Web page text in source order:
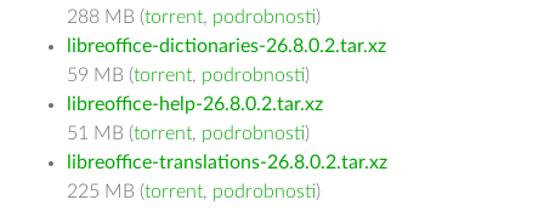
288 MB (torrent, podrobnosti)
libreoffice-dictionaries-26.8.0.2.tar.xz
59 MB (torrent, podrobnosti)
libreoffice-help-26.8.0.2.tar.xz
51 MB (torrent, podrobnosti)
libreoffice-translations-26.8.0.2.tar.xz
225 MB (torrent, podrobnosti)